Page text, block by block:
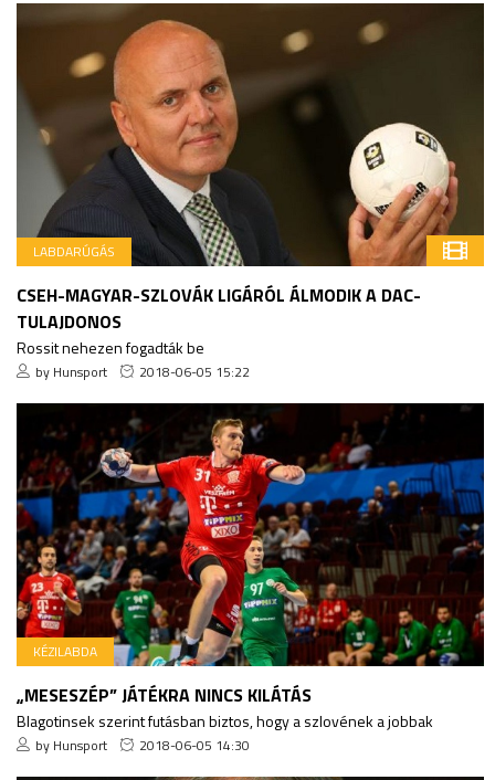
LABDARÚGÁS
CSEH-MAGYAR-SZLOVÁK LIGÁRÓL ÁLMODIK A DAC-
TULAJDONOS
Rossit nehezen fogadták be
by Hunsport 2018-06-05 15:22
KÉZILABDA
„MESESZÉP” JÁTÉKRA NINCS KILÁTÁS
Blagotinsek szerint futásban biztos, hogy a szlovének a jobbak
by Hunsport 2018-06-05 14:30